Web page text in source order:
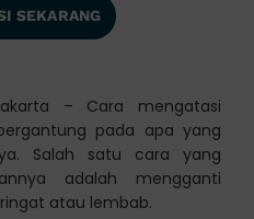
SEKARANG
– Cara mengatasi
pada apa yang
Salah satu cara yang
adalah mengganti
atau lembab.